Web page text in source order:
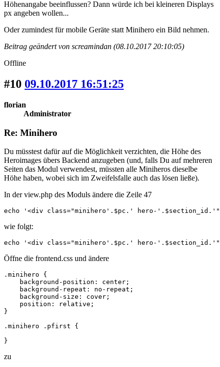
Höhenangabe beeinflussen? Dann würde ich bei kleineren Displays
px angeben wollen...
Oder zumindest für mobile Geräte statt Minihero ein Bild nehmen.
Beitrag geändert von screamindan (08.10.2017 20:10:05)
Offline
#10 09.10.2017 16:51:25
florian
Administrator
Re: Minihero
Du müsstest dafür auf die Möglichkeit verzichten, die Höhe des
Heroimages übers Backend anzugeben (und, falls Du auf mehreren
Seiten das Modul verwendest, müssten alle Miniheros dieselbe
Höhe haben, wobei sich im Zweifelsfalle auch das lösen ließe).
In der view.php des Moduls ändere die Zeile 47
echo '<div class="minihero'.$pc.' hero-
wie folgt:
echo '<div class="minihero'.$pc.' hero-
Öffne die frontend.css und ändere
.minihero {
    background-position: center;
    background-repeat: no-repeat;
    background-size: cover;
    position: relative;
}
.minihero .pfirst {
}
zu